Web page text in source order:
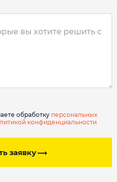
заявку
обработку персональных
конфиденциальности